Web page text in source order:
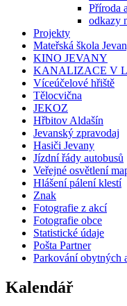
Příroda
odkazy
Projekty
Mateřská škola
KINO JEVANY
KANALIZACE V
Víceúčelové hřiště
Tělocvična
JEKOZ
Hřbitov Aldašín
Jevanský zpravodaj
Hasiči Jevany
Jízdní řády autobusů
Veřejné osvětlení
Hlášení pálení klestí
Znak
Fotografie z akcí
Fotografie obce
Statistické údaje
Pošta Partner
Parkování obytných
Kalendář